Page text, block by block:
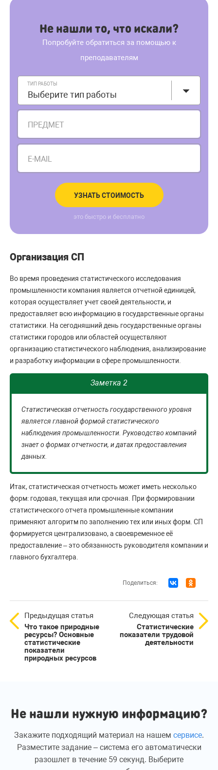
Не нашли то, что искали?
Попробуйте обратиться за помощью к
преподавателям
ТИП РАБОТЫ
Выберите тип работы
ПРЕДМЕТ
E-MAIL
УЗНАТЬ СТОИМОСТЬ
это быстро и бесплатно
Организация СП
Во время проведения статистического исследования
промышленности компания является отчетной единицей,
которая осуществляет учет своей деятельности, и
предоставляет всю информацию в государственные органы
статистики. На сегодняшний день государственные органы
статистики городов или областей осуществляют
организацию статистического наблюдения, анализирование
и разработку информации в сфере промышленности.
Заметка 2
Статистическая отчетность государственного уровня
является главной формой статистического
наблюдения промышленности. Руководство компаний
знает о формах отчетности, и датах предоставления
данных.
Итак, статистическая отчетность может иметь несколько
форм: годовая, текущая или срочная. При формировании
статистического отчета промышленные компании
применяют алгоритм по заполнению тех или иных форм. СП
формируется централизовано, а своевременное её
предоставление – это обязанность руководителя компании и
главного бухгалтера.
Поделиться:
Предыдущая статья
Что такое природные
ресурсы? Основные
статистические
показатели
природных ресурсов
Следующая статья
Статистические
показатели трудовой
деятельности
Не нашли нужную информацию?
Закажите подходящий материал на нашем сервисе.
Разместите задание – система его автоматически
разошлет в течение 59 секунд. Выберите